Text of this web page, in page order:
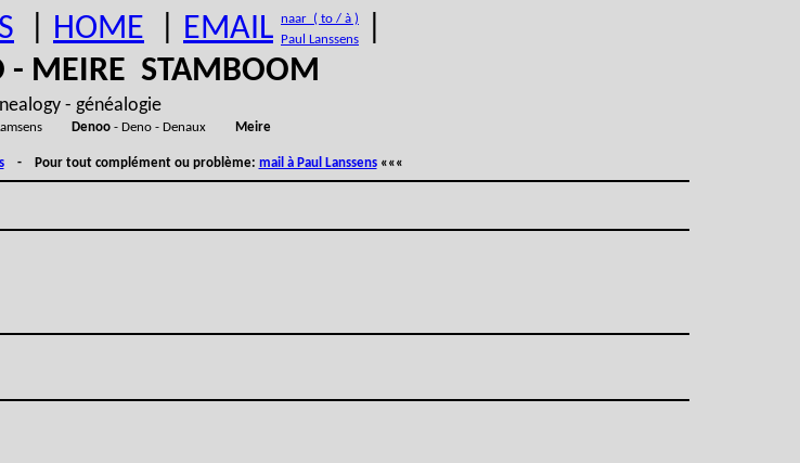
HOME EMAIL naar ( to / à )
Paul Lanssens
- MEIRE STAMBOOM
- généalogie
Lamsens Denoo- Deno - Denaux Meire
- Pour tout complément ou problème: mail à Paul Lanssens«««